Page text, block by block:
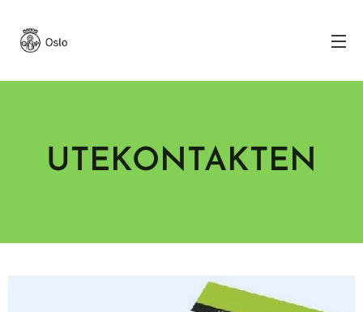
UTEKONTAKTEN